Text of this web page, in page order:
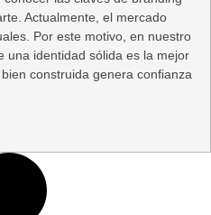
Actualmente, el mercado
Por este motivo, en nuestro
una identidad sólida es la mejor
construida genera confianza